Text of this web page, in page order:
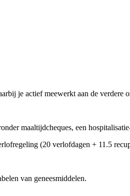
je actief meewerkt aan de verdere
maaltijdcheques, een
(20 verlofdagen + 11.5
van geneesmiddelen.